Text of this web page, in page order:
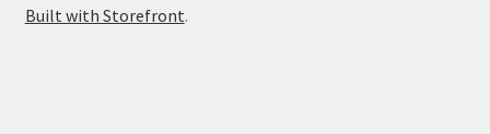
Built with Storefront.